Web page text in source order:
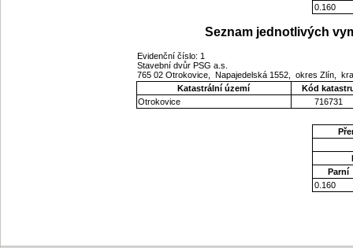
0.160
Seznam jednotlivých
Evidenční číslo: 1
Stavební dvůr PSG a.s.
765 02 Otrokovice, Napajedelská 1552, okres Zlín,
Katastrální území
Kód
Otrokovice
716731
Parní
0.160